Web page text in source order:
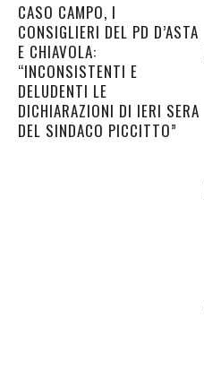
CASO CAMPO, I
CONSIGLIERI DEL PD D’ASTA
E CHIAVOLA:
“INCONSISTENTI E
DELUDENTI LE
DICHIARAZIONI DI IERI SERA
DEL SINDACO PICCITTO”